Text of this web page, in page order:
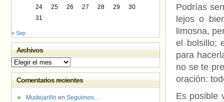
Podrías
lejos o
limosna,
el bolsillo;
para
no se te
oración:
Es posible
24
25 26 27 28 29
30
31
« Sep
Archivos
Archivos
Comentarios recientes
Mudejarillo en Seguimos…